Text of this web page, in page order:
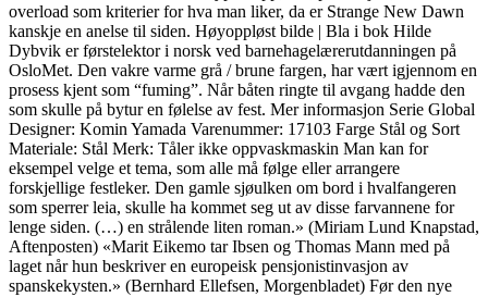
overload som kriterier for hva man liker, da er Strange New Dawn
kanskje en anelse til siden. Høyoppløst bilde | Bla i bok Hilde
Dybvik er førstelektor i norsk ved barnehagelærerutdanningen på
OsloMet. Den vakre varme grå / brune fargen, har vært igjennom en
prosess kjent som “fuming”. Når båten ringte til avgang hadde den
som skulle på bytur en følelse av fest. Mer informasjon Serie Global
Designer: Komin Yamada Varenummer: 17103 Farge Stål og Sort
Materiale: Stål Merk: Tåler ikke oppvaskmaskin Man kan for
eksempel velge et tema, som alle må følge eller arrangere
forskjellige festleker. Den gamle sjøulken om bord i hvalfangeren
som sperrer leia, skulle ha kommet seg ut av disse farvannene for
lenge siden. (…) en strålende liten roman.» (Miriam Lund Knapstad,
Aftenposten) «Marit Eikemo tar Ibsen og Thomas Mann med på
laget når hun beskriver en europeisk pensjonistinvasjon av
spanskekysten.» (Bernhard Ellefsen, Morgenbladet) Før den nye